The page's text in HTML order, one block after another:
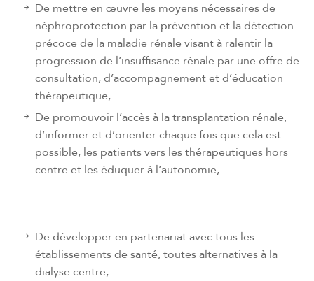
De mettre en œuvre les moyens nécessaires de
néphroprotection par la prévention et la détection
précoce de la maladie rénale visant à ralentir la
progression de l’insuffisance rénale par une offre de
consultation, d’accompagnement et d’éducation
thérapeutique,
De promouvoir l’accès à la transplantation rénale,
d’informer et d’orienter chaque fois que cela est
possible, les patients vers les thérapeutiques hors
centre et les éduquer à l’autonomie,
De développer en partenariat avec tous les
établissements de santé, toutes alternatives à la
dialyse centre,